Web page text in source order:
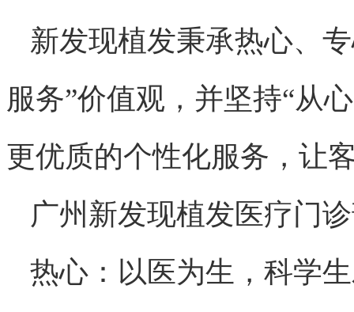
新发现植发秉承热心、
服务”价值观，并坚持“从
更优质的个性化服务，让
广州新发现植发医疗门
热心：以医为生，科学